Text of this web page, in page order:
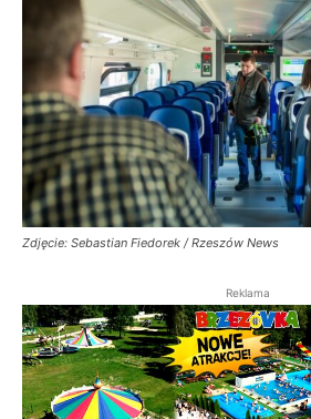
Zdjęcie: Sebastian Fiedorek / Rzeszów News
Reklama